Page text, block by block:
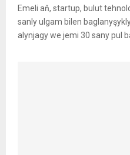
Emeli aň, startup, bulut
sanly ulgam bilen
alynjagy we jemi 30 sany pul